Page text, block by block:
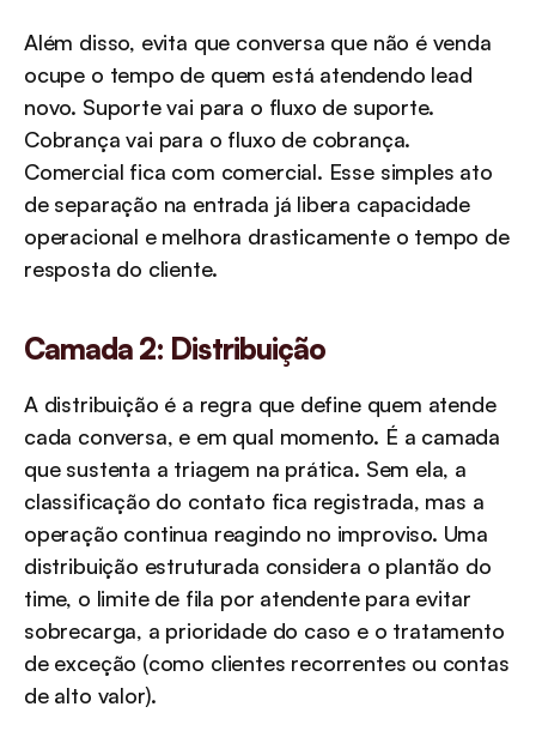
Além disso, evita que conversa que não é venda
ocupe o tempo de quem está atendendo lead
novo. Suporte vai para o fluxo de suporte.
Cobrança vai para o fluxo de cobrança.
Comercial fica com comercial. Esse simples ato
de separação na entrada já libera capacidade
operacional e melhora drasticamente o tempo de
resposta do cliente.
Camada 2: Distribuição
A distribuição é a regra que define quem atende
cada conversa, e em qual momento. É a camada
que sustenta a triagem na prática. Sem ela, a
classificação do contato fica registrada, mas a
operação continua reagindo no improviso. Uma
distribuição estruturada considera o plantão do
time, o limite de fila por atendente para evitar
sobrecarga, a prioridade do caso e o tratamento
de exceção (como clientes recorrentes ou contas
de alto valor).